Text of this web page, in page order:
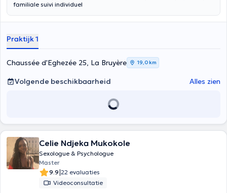
familiale suivi individuel
Praktijk 1
Chaussée d'Eghezée 25, La Bruyère 19,0 km
Volgende beschikbaarheid Alles zien
Celie Ndjeka Mukokole
Sexologue & Psychologue
Master
9.9|22 evaluaties
Videoconsultatie